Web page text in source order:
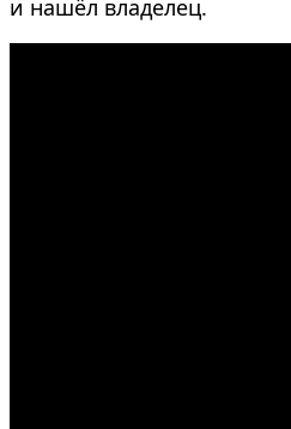
и нашёл владелец.